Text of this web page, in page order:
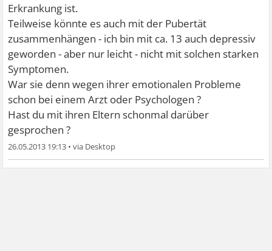
Erkrankung ist.
Teilweise könnte es auch mit der Pubertät
zusammenhängen - ich bin mit ca. 13 auch depressiv
geworden - aber nur leicht - nicht mit solchen starken
Symptomen.
War sie denn wegen ihrer emotionalen Probleme
schon bei einem Arzt oder Psychologen ?
Hast du mit ihren Eltern schonmal darüber
gesprochen ?
26.05.2013 19:13 •